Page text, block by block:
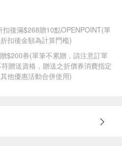
後滿$268贈10點OPENPOINT(單
扣後金額為計算門檻)
$200券(單筆不累贈，請注意訂單
贈送資格，贈送之折價券消費指定
他優惠活動合併使用)